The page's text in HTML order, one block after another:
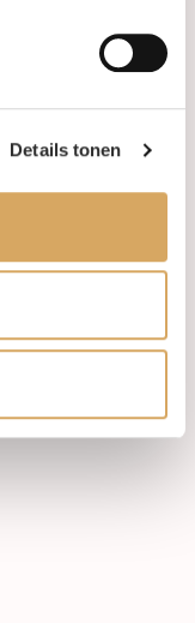
Details tonen